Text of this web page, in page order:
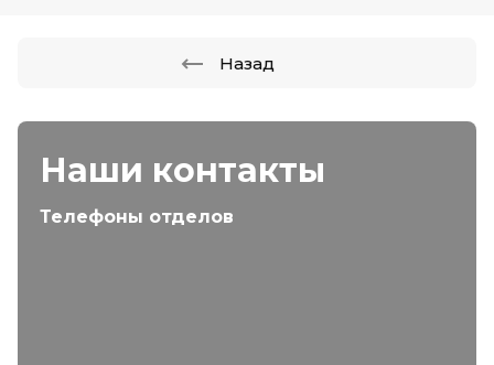
Наши контакты
Телефоны отделов
Назад